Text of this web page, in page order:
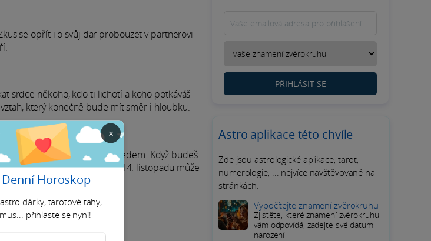
se opřít i o svůj dar probouzet v partnerovi
srdce někoho, kdo ti lichotí a koho potkáváš
který konečně bude mít směr i hloubku.
a Neptunovým dohledem. Když budeš
cestě. Venuše ti navíc od 14. listopadu může
PŘIHLÁSIT SE
Astro aplikace této chvíle
Zde jsou astrologické aplikace, tarot,
numerologie, ... nejvíce navštěvované na
stránkách:
Vypočítejte znamení zvěrokruhu
Zjistěte, které znamení zvěrokruhu
vám odpovídá, zadejte své datum
narození
×
Denní Horoskop
dárky, tarotové tahy,
přihlaste se nyní!